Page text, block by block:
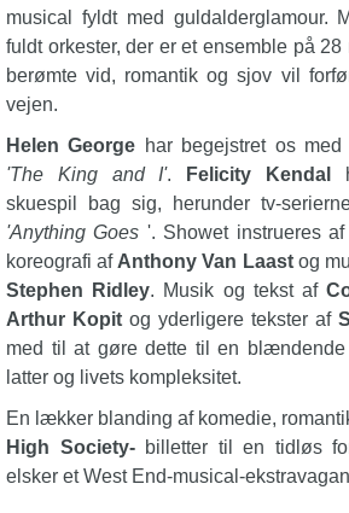
musical fyldt med guldalderglamour.
fuldt orkester, der er et ensemble på
berømte vid, romantik og sjov vil
vejen.
Helen George har begejstret os med
'The King and I'. Felicity Kendal
skuespil bag sig, herunder tv-
'Anything Goes '. Showet instrueres af
koreografi af Anthony Van Laastog
Stephen Ridley. Musik og tekst af
Arthur Kopit og yderligere tekster af
med til at gøre dette til en
latter og livets kompleksitet.
En lækker blanding af komedie,
High Society-billetter til en tidløs
elsker et West End-musical-